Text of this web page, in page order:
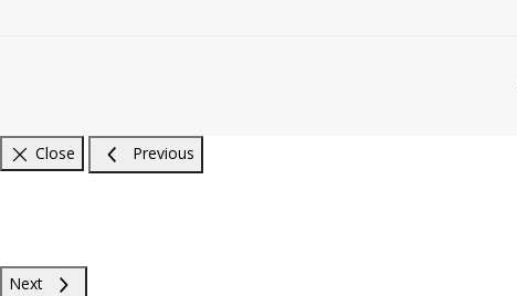
Close Previous
Next